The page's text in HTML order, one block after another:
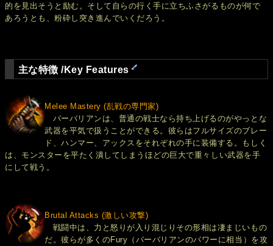
的を見出そうと励む。そして自らの行く手に立ちふさがるものが何で
あろうとも、粉砕し突き進んでいくだろう。
主な特徴 /Key Features
Melee Mastery (乱戦の専門家)
バーバリアンは、普通の戦士なら持ち上げるのがやっとな
武器を平気で扱うことができる。彼らはフルサイズのブレー
ド、ハンマー、アックスをそれぞれの手に装備する。もしく
は、モンスターを平たく潰してしまうほどの巨大で重々しい武器を手
にして戦う。
Brutal Attacks (激しい攻撃)
戦闘中は、力と怒りが入り混じりその形相は凄まじいもの
だ。彼らが多くのFury（バーバリアンのパワーに相当）を攻